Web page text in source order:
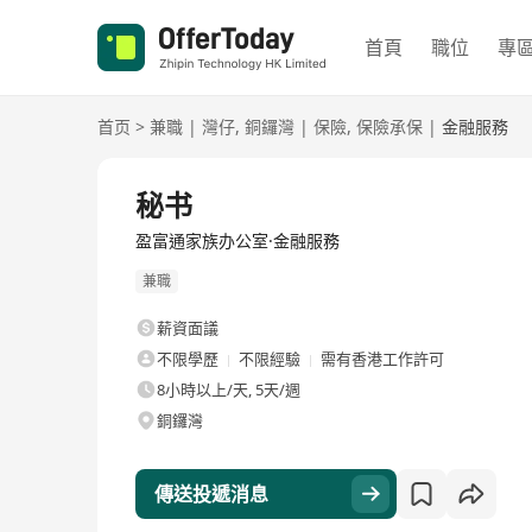
首頁 職位 專
首页 > 兼職 | 灣仔, 銅鑼灣 | 保險, 保險承保 | 金融服務
秘书
盈富通家族办公室·金融服務
兼職
薪資面議
不限學歷
不限經驗
需有香港工作許可
8小時以上/天, 5天/週
銅鑼灣
傳送投遞消息